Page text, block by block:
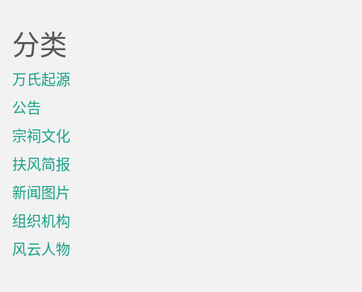
分类
万氏起源
公告
宗祠文化
扶风简报
新闻图片
组织机构
风云人物